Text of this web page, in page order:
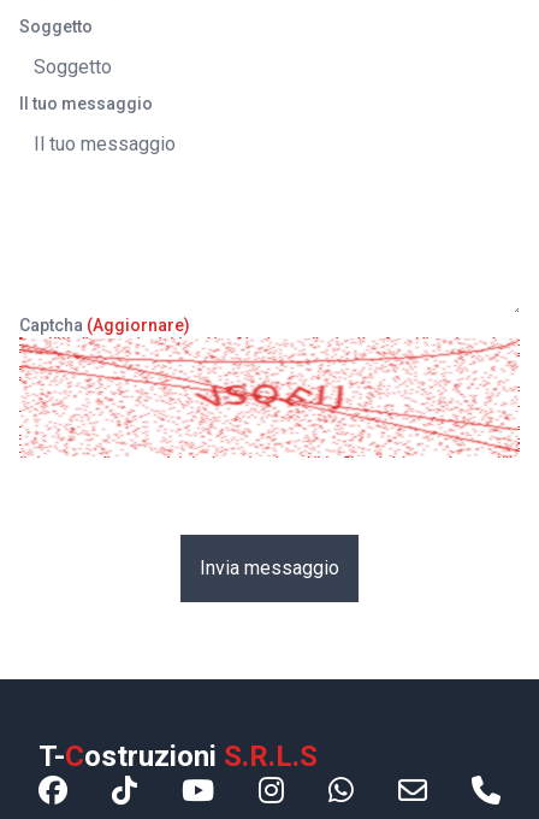
Soggetto
Il tuo messaggio
Captcha (Aggiornare)
Invia messaggio
T-Costruzioni S.R.L.S